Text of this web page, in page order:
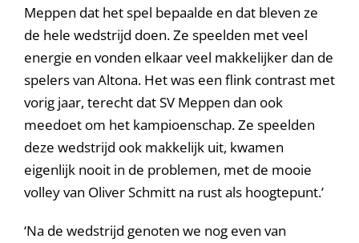
Meppen dat het spel bepaalde en dat bleven ze
de hele wedstrijd doen. Ze speelden met veel
energie en vonden elkaar veel makkelijker dan de
spelers van Altona. Het was een flink contrast met
vorig jaar, terecht dat SV Meppen dan ook
meedoet om het kampioenschap. Ze speelden
deze wedstrijd ook makkelijk uit, kwamen
eigenlijk nooit in de problemen, met de mooie
volley van Oliver Schmitt na rust als hoogtepunt.’
‘Na de wedstrijd genoten we nog even van